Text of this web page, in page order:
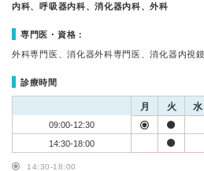
内科、呼吸器内科、消化器内科、外科
専門医・資格：
外科専門医、消化器外科専門医、消化器内視
診療時間
月 火 水
09:00-12:30
14:30-18:00
14:30-18:00